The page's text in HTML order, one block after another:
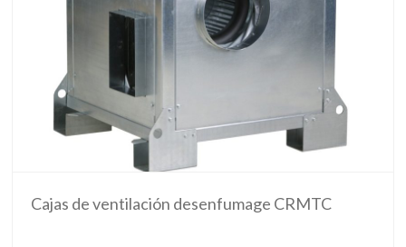
Cajas de ventilación desenfumage CRMTC